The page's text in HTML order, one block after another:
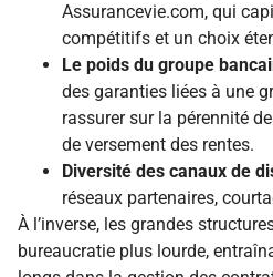
Assurancevie.com, qui
compétitifs et un choix
Le poids du groupe
des garanties liées à une
rassurer sur la pérennité
de versement des rentes.
Diversité des canaux de
réseaux partenaires,
À l’inverse, les grandes
bureaucratie plus lourde,